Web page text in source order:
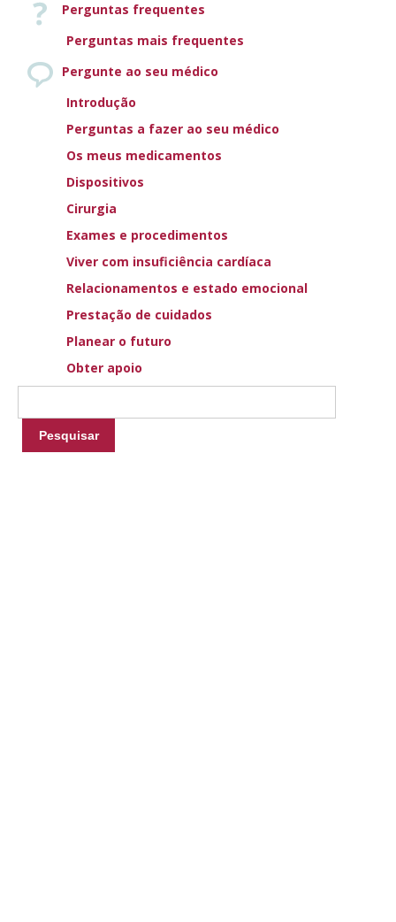
Perguntas frequentes
Perguntas mais frequentes
Pergunte ao seu médico
Introdução
Perguntas a fazer ao seu médico
Os meus medicamentos
Dispositivos
Cirurgia
Exames e procedimentos
Viver com insuficiência cardíaca
Relacionamentos e estado emocional
Prestação de cuidados
Planear o futuro
Obter apoio
USEFUL TOOLS
Tabela de Sinais